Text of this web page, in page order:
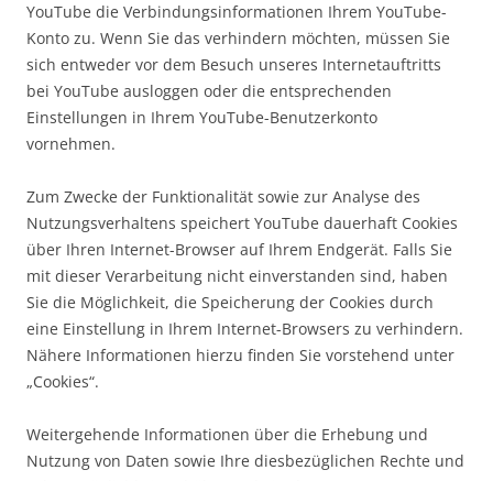
YouTube die Verbindungsinformationen Ihrem YouTube-
Konto zu. Wenn Sie das verhindern möchten, müssen Sie
sich entweder vor dem Besuch unseres Internetauftritts
bei YouTube ausloggen oder die entsprechenden
Einstellungen in Ihrem YouTube-Benutzerkonto
vornehmen.
Zum Zwecke der Funktionalität sowie zur Analyse des
Nutzungsverhaltens speichert YouTube dauerhaft Cookies
über Ihren Internet-Browser auf Ihrem Endgerät. Falls Sie
mit dieser Verarbeitung nicht einverstanden sind, haben
Sie die Möglichkeit, die Speicherung der Cookies durch
eine Einstellung in Ihrem Internet-Browsers zu verhindern.
Nähere Informationen hierzu finden Sie vorstehend unter
„Cookies“.
Weitergehende Informationen über die Erhebung und
Nutzung von Daten sowie Ihre diesbezüglichen Rechte und